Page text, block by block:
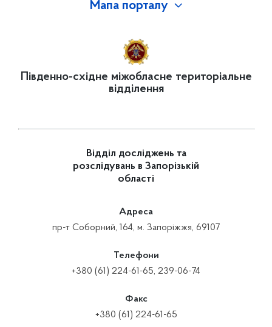
Мапа порталу
Південно-східне міжобласне територіальне
відділення
Відділ досліджень та
розслідувань в Запорізькій
області
Адреса
пр-т Соборний, 164, м. Запоріжжя, 69107
Телефони
+380 (61) 224-61-65, 239-06-74
Факс
+380 (61) 224-61-65